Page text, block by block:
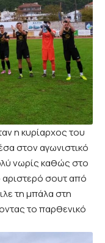
η κυρίαρχος του
στον αγωνιστικό
νωρίς καθώς στο
σουτ από
τη μπάλα στη
το παρθενικό